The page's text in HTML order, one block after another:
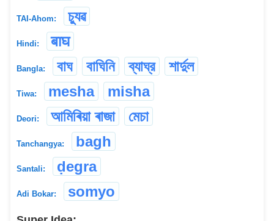
TAI-Ahom: চ্যুৱ
Hindi: बाघ
Bangla: বাঘ বাঘিনি ব্যাঘ্র শার্দুল
Tiwa: mesha misha
Deori: আমিৰিয়া ৰাজা মেচা
Tanchangya: bagh
Santali: ḍegra
Adi Bokar: somyo